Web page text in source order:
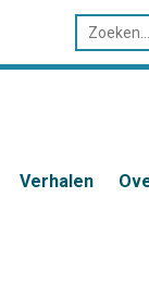
Verhalen